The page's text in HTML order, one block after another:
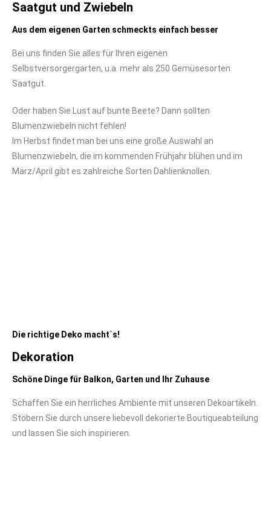
Saatgut und Zwiebeln
Aus dem eigenen Garten schmeckts einfach besser
Bei uns finden Sie alles für Ihren eigenen
Selbstversorgergarten, u.a. mehr als 250 Gemüsesorten
Saatgut.
Oder haben Sie Lust auf bunte Beete? Dann sollten
Blumenzwiebeln nicht fehlen!
Im Herbst findet man bei uns eine große Auswahl an
Blumenzwiebeln, die im kommenden Frühjahr blühen und im
März/April gibt es zahlreiche Sorten Dahlienknollen.
Die richtige Deko macht`s!
Dekoration
Schöne Dinge für Balkon, Garten und Ihr Zuhause
Schaffen Sie ein herrliches Ambiente mit unseren Dekoartikeln.
Stöbern Sie durch unsere liebevoll dekorierte Boutiqueabteilung
und lassen Sie sich inspirieren.